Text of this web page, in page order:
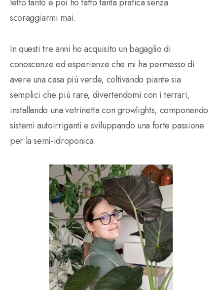
scoraggiarmi mai.
In questi tre anni ho acquisito un bagaglio di
conoscenze ed esperienze che mi ha permesso di
avere una casa più verde, coltivando piante sia
semplici che più rare, divertendomi con i terrari,
installando una vetrinetta con growlights, componendo
sistemi autoirriganti e sviluppando una forte passione
per la semi-idroponica.